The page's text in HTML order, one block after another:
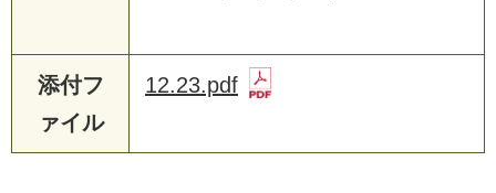
添付フ
ァイル
12.23.pdf